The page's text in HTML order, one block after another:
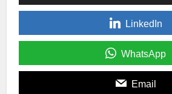
LinkedIn
WhatsApp
Email